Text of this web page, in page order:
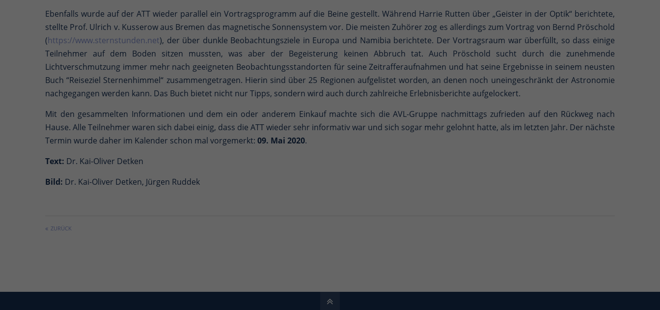
Ebenfalls wurde auf der ATT wieder parallel ein Vortragsprogramm auf die Beine gestellt. Während Harrie Rutten über „Geister in der Optik“ berichtete,
stellte Prof. Ulrich v. Kusserow aus Bremen das magnetische Sonnensystem vor. Die meisten Zuhörer zog es allerdings zum Vortrag von Bernd Pröschold
(https://www.sternstunden.net), der über dunkle Beobachtungsziele in Europa und Namibia berichtete. Der Vortragsraum war überfüllt, so dass einige
Teilnehmer auf dem Boden sitzen mussten, was aber der Begeisterung keinen Abbruch tat. Auch Pröschold sucht durch die zunehmende
Lichtverschmutzung immer mehr nach geeigneten Beobachtungsstandorten für seine Zeitrafferaufnahmen und hat seine Ergebnisse in seinem neusten
Buch “Reiseziel Sternenhimmel“ zusammengetragen. Hierin sind über 25 Regionen aufgelistet worden, an denen noch uneingeschränkt der Astronomie
nachgegangen werden kann. Das Buch bietet nicht nur Tipps, sondern wird auch durch zahlreiche Erlebnisberichte aufgelockert.
Mit den gesammelten Informationen und dem ein oder anderem Einkauf machte sich die AVL-Gruppe nachmittags zufrieden auf den Rückweg nach
Hause. Alle Teilnehmer waren sich dabei einig, dass die ATT wieder sehr informativ war und sich sogar mehr gelohnt hatte, als im letzten Jahr. Der nächste
Termin wurde daher im Kalender schon mal vorgemerkt: 09. Mai 2020.
Text: Dr. Kai-Oliver Detken
Bild: Dr. Kai-Oliver Detken, Jürgen Ruddek
ZURÜCK